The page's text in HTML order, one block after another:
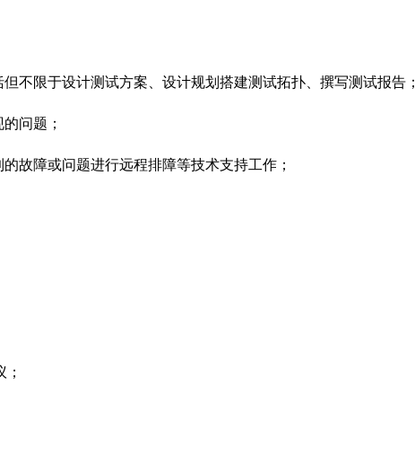
不限于设计测试方案、设计规划搭建测试拓扑、撰写测试报告；
问题；
故障或问题进行远程排障等技术支持工作；